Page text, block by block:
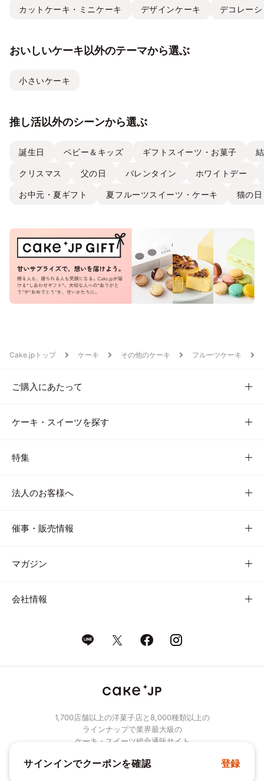
カットケーキ・ミニケーキ デザインケーキ デコレー
おいしいケーキ以外のテーマから選ぶ
小さいケーキ
推し活以外のシーンから選ぶ
誕生日 ベビー＆キッズ ギフトスイーツ・お菓子
クリスマス 父の日 バレンタイン ホワイトデー
お中元・夏ギフト 夏フルーツスイーツ・ケーキ 猫の日
Cake.jpトップ ケーキ その他のケーキ フルーツケーキ
ご購入にあたって
ケーキ・スイーツを探す
特集
法人のお客様へ
催事・販売情報
マガジン
会社情報
1,700店舗以上の洋菓子店と8,000種類以上の
ラインナップで業界最大級の
ケーキ・スイーツ総合通販サイト
© Cake.jp Co., Ltd.
サインインでクーポンを確認 登録